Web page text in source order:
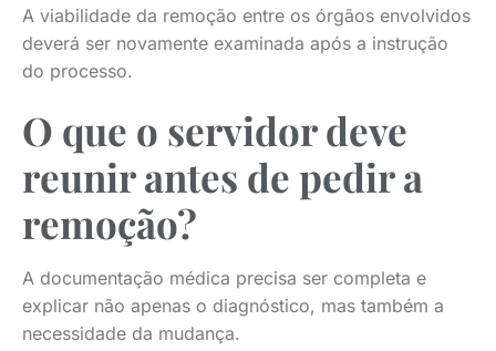
A viabilidade da remoção entre os órgãos envolvidos
deverá ser novamente examinada após a instrução
do processo.
O que o servidor deve
reunir antes de pedir a
remoção?
A documentação médica precisa ser completa e
explicar não apenas o diagnóstico, mas também a
necessidade da mudança.